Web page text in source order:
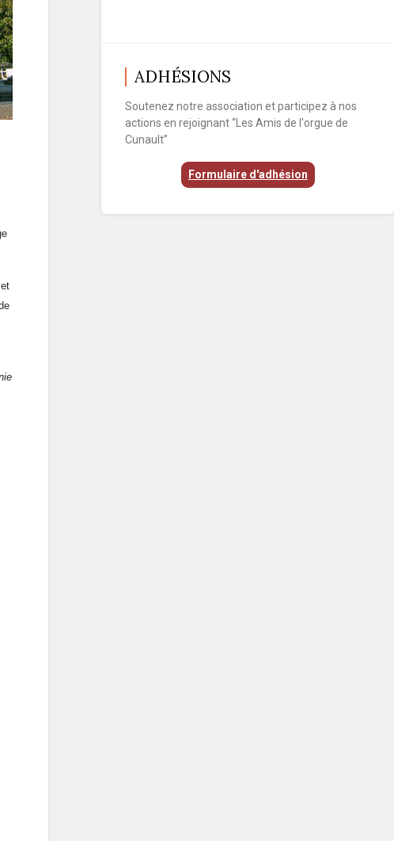
ADHÉSIONS
Soutenez notre association et participez à nos
actions en rejoignant “Les Amis de l'orgue de
Cunault”
Formulaire d'adhésion